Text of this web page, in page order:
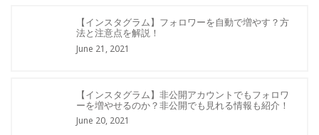
【インスタグラム】フォロワーを自動で増やす？方
法と注意点を解説！
June 21, 2021
【インスタグラム】非公開アカウントでもフォロワ
ーを増やせるのか？非公開でも見れる情報も紹介！
June 20, 2021